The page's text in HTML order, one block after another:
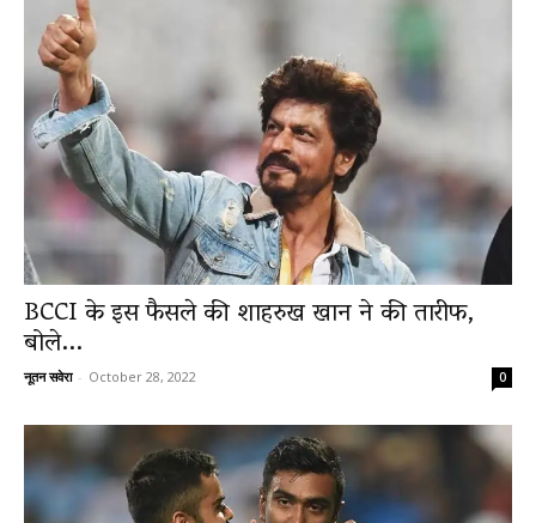
BCCI के इस फैसले की शाहरुख खान ने की तारीफ,
बोले...
नूतन सवेरा - October 28, 2022 0